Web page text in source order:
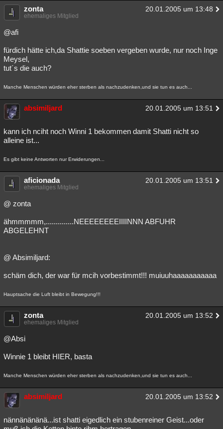
zonta 20.01.2005 um 13:48
ehemaliges Mitglied
@afi
fürdich hätte ich,da Shattie soeben vergeben wurde, nur noch Inge
Meysel,
tut´s die auch?
Manche Menschen würden eher sterben als nachzudenken,und sie tun es auch...
absimiljard 20.01.2005 um 13:51
kann ich nciht noch Winni 1 bekommen damit Shatti nicht so
alleine ist...
Es gibt keine Antworten nur Erwiderungen...
aficionada 20.01.2005 um 13:51
ehemaliges Mitglied
@ zonta
ähmmmmm,..............NEEEEEEEEIIIINNN ABFUHR
ABGELEHNT
@ Absimiljard:
schäm dich, der war für mcih vorbestimmt!!! muiuuhaaaaaaaaaaa
Hauptsache die Luft bleibt in Bewegung!!!
zonta 20.01.2005 um 13:52
ehemaliges Mitglied
@Absi
Winnie 1 bleibt HIER, basta
Manche Menschen würden eher sterben als nachzudenken,und sie tun es auch...
absimiljard 20.01.2005 um 13:52
nännänänänä...ist shatti eigedlich ein stubenreiner Geist...oder